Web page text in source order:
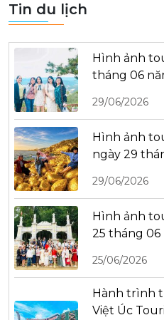
Tin du lịch
Hình ảnh
tháng 06
29/06/2026
Hình ảnh
ngày 29
29/06/2026
Hình ảnh
25 tháng 06
25/06/2026
Hành trình
Việt Úc